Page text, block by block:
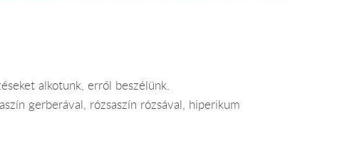
alkotunk, erről beszélünk.
gerberával, rózsaszín rózsával, hiperikum